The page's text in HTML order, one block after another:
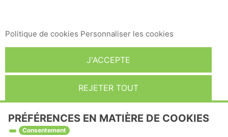
Politique de cookies Personnaliser les cookies
REJETER TOUT
J'ACCEPTE
PRÉFÉRENCES EN MATIÈRE DE COOKIES
Consentement